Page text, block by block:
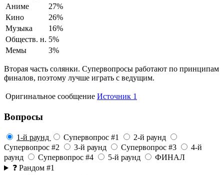
Аниме
27%
Кино
26%
Музыка
16%
Обществ. н. 5%
Мемы
3%
Вторая часть солянки. Супервопросы работают по принципам
финалов, поэтому лучше играть с ведущим.
Оригинальное сообщение Источник 1
Вопросы
1-й раунд Супервопрос #1
2-й раунд
Супервопрос #2
3-й раунд Супервопрос #3
4-й
раунд
Супервопрос #4 5-й раунд
ФИНАЛ
❓ Рандом #1